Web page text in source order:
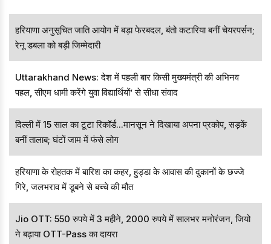
हरियाणा अनुसूचित जाति आयोग में बड़ा फेरबदल, बंतो कटारिया बनीं चेयरपर्सन;
रेनू डबला को बड़ी जिम्मेदारी
Uttarakhand News: देश में पहली बार किसी मुख्यमंत्री की अभिनव
पहल, सीएम धामी करेंगे युवा विद्यार्थियों’ से सीधा संवाद
दिल्ली में 15 साल का टूटा रिकॉर्ड...मानसून ने दिखाया अपना प्रकोप, सड़कें
बनीं तालाब; घंटों जाम में फंसे लोग
हरियाणा के रोहतक में बारिश का कहर, हुड्डा के आवास की दुकानों के छज्जे
गिरे, जलभराव में डूबने से बच्चे की मौत
Jio OTT: 550 रुपये में 3 महीने, 2000 रुपये में सालभर मनोरंजन, जियो
ने बढ़ाया OTT-Pass का दायरा